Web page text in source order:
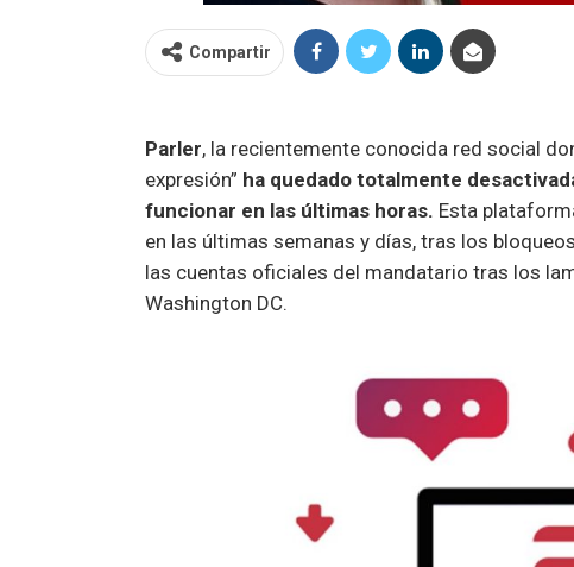
Compartir
Parler, la recientemente conocida red social
expresión” ha quedado totalmente
funcionar en las últimas horas. Esta
en las últimas semanas y días, tras los
las cuentas oficiales del mandatario tras los
Washington DC.